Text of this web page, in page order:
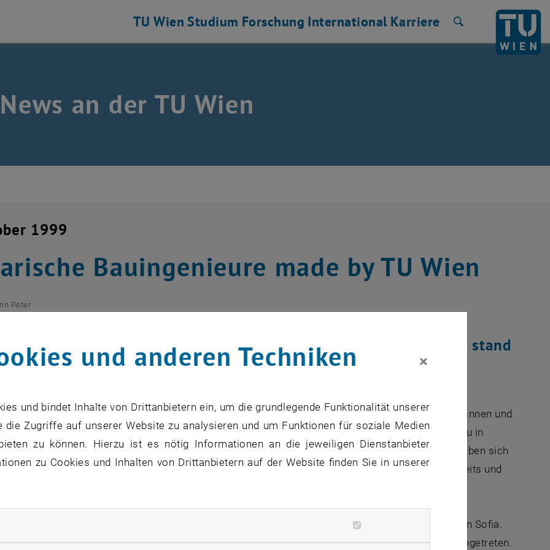
TU Wien Studium Forschung International Karriere
an der TU Wien
1999
Bauingenieure made by TU Wien
Peter
Einführung des deutschsprachigen Bauingenieurstudiums in Sofia stand
mit Rat und Tat zur Seite
17. September dieses Jahres gibt es in Sofia ein Studium der besonderen Art: 20 junge Bulgarinnen und
Bauingenieurwesen nach dem Lehrplan der Technischen Universität (TU) Wien, noch dazu in
Die University of Architecture, Civil Engineering and Geodesy in Sofia und die TU Wien haben sich
und ein grenzüberschreitendes Studium eingerichtet. Positive Erwartungen hegt man diesseits und
Einführung eines deutschsprachigen Bauingenieurwesen-Studiums stammt von der Universität in Sofia.
des ehrgeizigen Vorhabens ist man an die Fakultät für Bauingenieurwesen der TU Wien herangetreten.
und anderen Techniken ×
und bindet Inhalte von Drittanbietern ein, um die grundlegende Funktionalität unserer
Zugriffe auf unserer Website zu analysieren und um Funktionen für soziale Medien
zu können. Hierzu ist es nötig Informationen an die jeweiligen Dienstanbieter
zu Cookies und Inhalten von Drittanbietern auf der Website finden Sie in unserer